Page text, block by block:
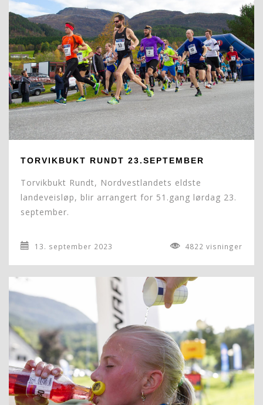
TORVIKBUKT RUNDT 23.SEPTEMBER
Torvikbukt Rundt, Nordvestlandets eldste
landeveisløp, blir arrangert for 51.gang lørdag 23.
september.
13. september 2023 4822 visninger